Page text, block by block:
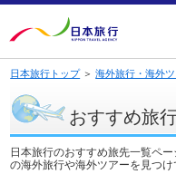
日本旅行トップ＞海外旅行・海外
おすすめ旅
日本旅行のおすすめ旅先一覧ペ
の海外旅行や海外ツアーを見つけ